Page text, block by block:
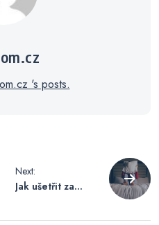
's posts.
Next:
Jak ušetřit za